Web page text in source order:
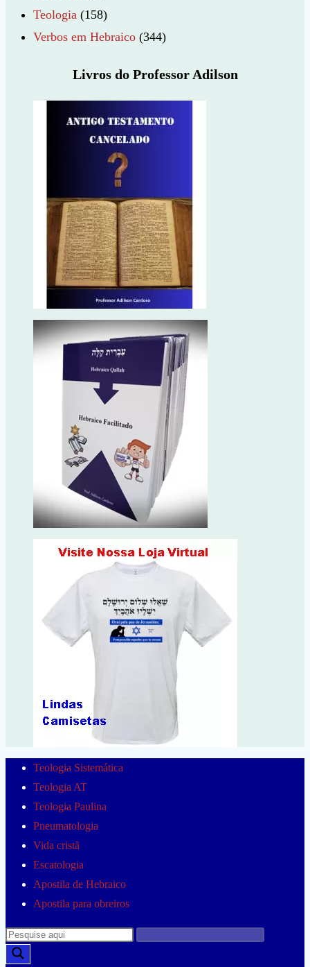
Teologia (158)
Verbos em Hebraico (344)
Livros do Professor Adilson
Teologia Sistemática
Teologia AT
Teologia Paulina
Pneumatologia
Vida cristã
Escatologia
Apostila de Hebraico
Apostila para obreiros